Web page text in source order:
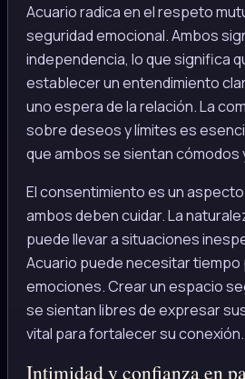
Acuario radica en el respeto
seguridad emocional. Ambos
independencia, lo que significa
establecer un entendimiento
uno espera de la relación. La
sobre deseos y límites es
que ambos se sientan cómodos
El consentimiento es un
ambos deben cuidar. La
puede llevar a situaciones
Acuario puede necesitar
emociones. Crear un espacio
se sientan libres de expresar
vital para fortalecer su conexión.
Intimidad y confianza en